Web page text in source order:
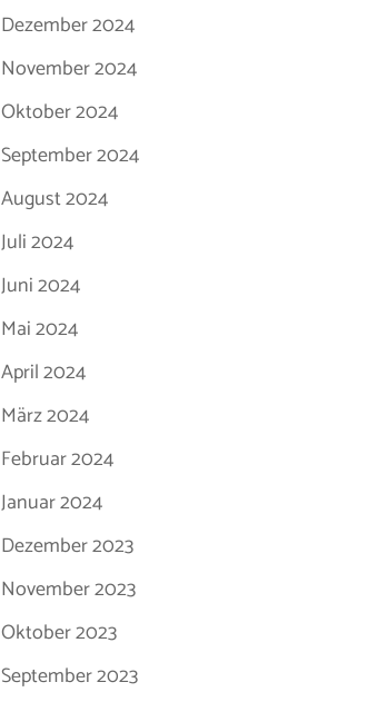
Dezember 2024
November 2024
Oktober 2024
September 2024
August 2024
Juli 2024
Juni 2024
Mai 2024
April 2024
März 2024
Februar 2024
Januar 2024
Dezember 2023
November 2023
Oktober 2023
September 2023